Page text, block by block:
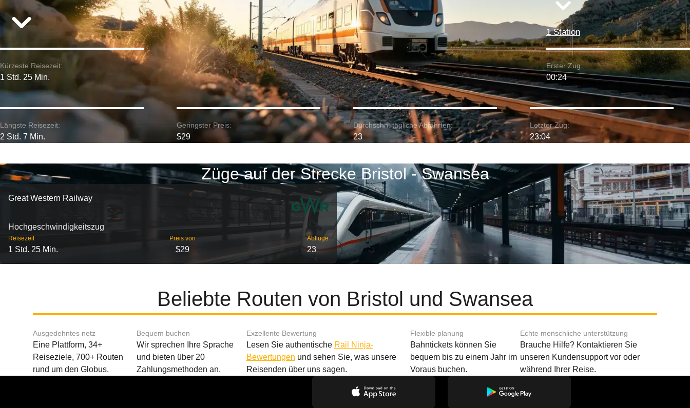
1 Station
Kürzeste Reisezeit:
1 Std. 25 Min.
Erster Zug:
00:24
Längste Reisezeit:
2 Std. 7 Min.
Geringster Preis:
$29
Durchschn. tägliche Abfahrten:
23
Letzter Zug:
23:04
Züge auf der Strecke Bristol - Swansea
Great Western Railway
Hochgeschwindigkeitszug
Reisezeit
1 Std. 25 Min.
Preis von
$29
Abflüge
23
Beliebte Routen von Bristol und Swansea
Ausgedehntes netz
Eine Plattform, 34+
Reiseziele, 700+ Routen
rund um den Globus.
Bequem buchen
Wir sprechen Ihre Sprache
und bieten über 20
Zahlungsmethoden an.
Exzellente Bewertung
Lesen Sie authentische Rail Ninja-
Bewertungen und sehen Sie, was unsere
Reisenden über uns sagen.
Flexible planung
Bahntickets können Sie
bequem bis zu einem Jahr im
Voraus buchen.
Echte menschliche unterstützung
Brauche Hilfe? Kontaktieren Sie
unseren Kundensupport vor oder
während Ihrer Reise.